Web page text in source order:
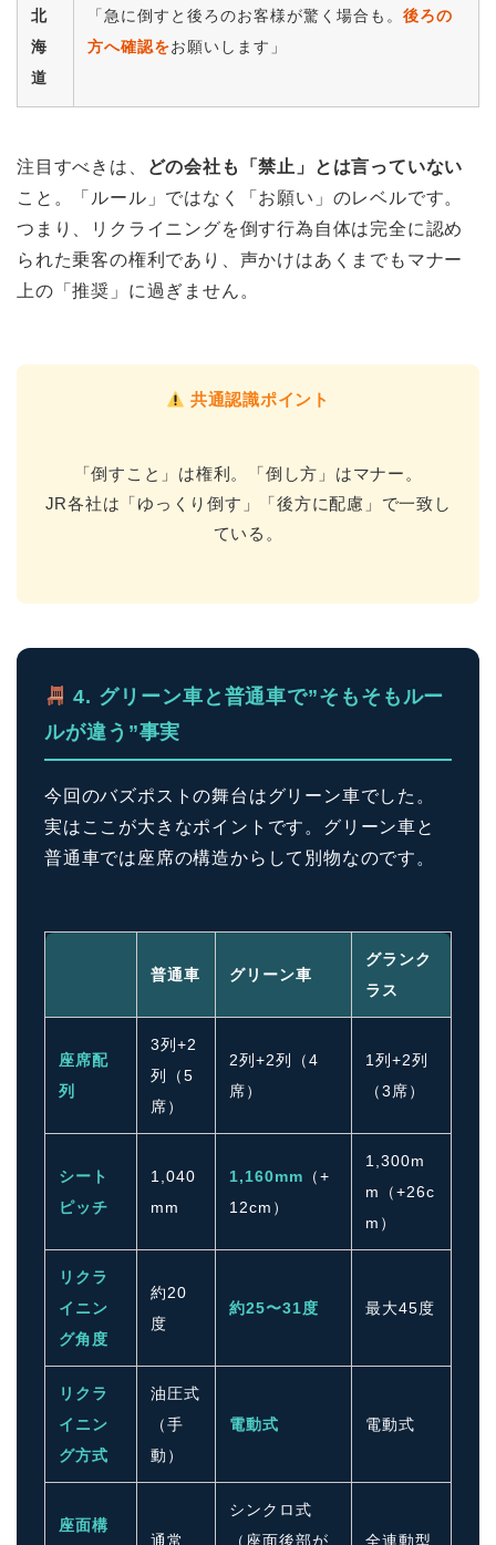
北
海
道
「急に倒すと後ろのお客様が驚く場合も。 後ろの
方へ確認をお願いします」
注目すべきは、
どの会社も「禁止」とは言っていない
こと。「ルール」ではなく「お願い」のレベルです。
つまり、リクライニングを倒す行為自体は完全に認め
られた乗客の権利であり、声かけはあくまでもマナー
上の「推奨」に過ぎません。
共通認識ポイント
「倒すこと」は権利。「倒し方」はマナー。
JR各社は「ゆっくり倒す」「後方に配慮」で一致し
ている。
4. グリーン車と普通車で”そもそもルー
ルが違う”事実
今回のバズポストの舞台はグリーン車でした。
実はここが大きなポイントです。グリーン車と
普通車では座席の構造からして別物なのです。
普通車 グリーン車
グランク
ラス
座席配
列
3列+2
列（5
席）
2列+2列（4
席）
1列+2列
（3席）
シート
ピッチ
1,040
mm
1,160mm （+
12cm）
1,300m
m（+26c
m）
リクラ
イニン
グ角度
約20
度
約25〜31度 最大45度
リクラ
イニン
グ方式
油圧式
（手
動）
電動式 電動式
座面構
通常
シンクロ式
（座面後部が
全連動型